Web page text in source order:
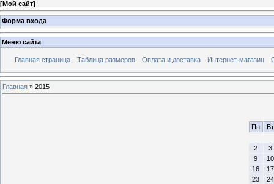
[Мой сайт]
Форма входа
Меню сайта
Главная страница Таблица размеров Оплата и доставка Интернет-магазин
Главная » 2015
Пн Вт
2
3
9
10
16
17
23
24